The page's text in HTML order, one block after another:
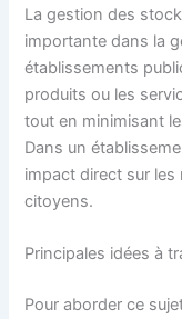
La gestion des
importante dans la
établissements
produits ou les
tout en minimisant
Dans un
impact direct sur les
citoyens.
Principales idées à
Pour aborder ce